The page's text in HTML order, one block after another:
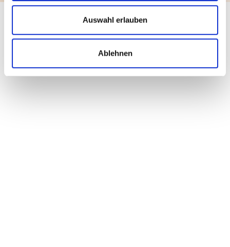
Auswahl erlauben
Ablehnen